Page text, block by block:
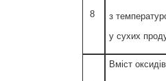
8
з
у сухих
Вміст